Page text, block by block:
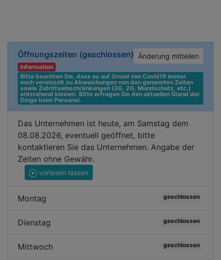
Öffnungszeiten (geschlossen) Änderung mitteilen
Information
Bitte beachten Sie, dass es auf Grund von Covid19 immer
noch vereinzelt zu Abweichungen von den genannten Zeiten
sowie Zutrittseinschränkungen (3G, 2G, Mundschutz, etc.)
entstehend können. Bitte erfragen Sie den aktuellen Stand der
Dinge beim Personal.
Das Unternehmen ist heute, am Samstag dem
08.08.2026, eventuell geöffnet, bitte
kontaktieren Sie das Unternehmen. Angabe der
Zeiten ohne Gewähr.
vorlesen lassen
Montag geschlossen
Dienstag geschlossen
Mittwoch geschlossen